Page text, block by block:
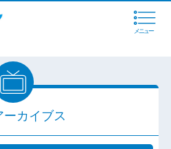
メニュー
ーカイブス